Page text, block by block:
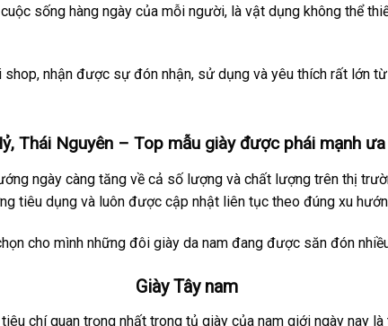
sống hàng ngày của mỗi người, là vật dụng không thể
nhận được sự đón nhận, sử dụng và yêu thích rất lớn
Thái Nguyên – Top mẫu giày được phái mạnh
ngày càng tăng về cả số lượng và chất lượng trên thị
tiêu dụng và luôn được cập nhật liên tục theo đúng xu
cho mình những đôi giày da nam đang được săn đón
Giày Tây nam
chí quan trọng nhất trong tủ giày của nam giới ngày nay là